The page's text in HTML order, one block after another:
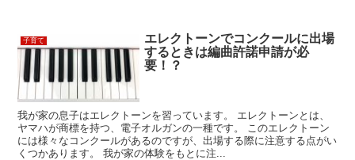
子育て
エレクトーンでコンクールに出場
するときは編曲許諾申請が必
要！？
我が家の息子はエレクトーンを習っています。 エレクトーンとは、
ヤマハが商標を持つ、電子オルガンの一種です。 このエレクトーン
には様々なコンクールがあるのですが、出場する際に注意する点がい
くつかあります。 我が家の体験をもとに注...